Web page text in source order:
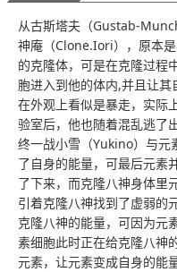
从古斯塔夫（Gustab-
神庵（Clone.Iori），原本
的克隆体，可是在克隆过程
胞进入到他的体内,并且让其
在外观上看似是暴走，实际
验室后，他也随着混乱逃
终一战小雪（Yukino）与元
了自身的能量，可最后元素
了下来，而克隆八神身体里
引着克隆八神找到了虚弱的
克隆八神的能量，可因为元
素细胞此时正在给克隆八神
元素，让元素变成自身的能